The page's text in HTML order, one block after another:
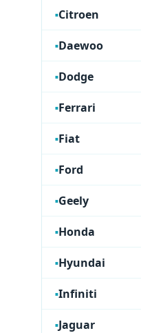
Citroen
Daewoo
Dodge
Ferrari
Fiat
Ford
Geely
Honda
Hyundai
Infiniti
Jaguar